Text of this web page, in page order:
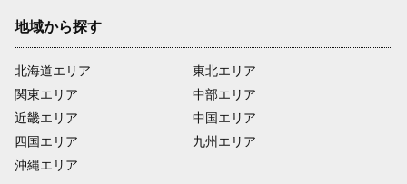
地域から探す
北海道エリア
関東エリア
近畿エリア
四国エリア
沖縄エリア
東北エリア
中部エリア
中国エリア
九州エリア